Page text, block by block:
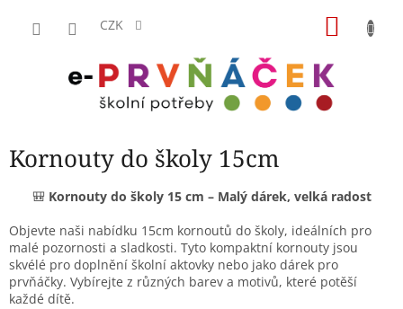
CZK
Kornouty do školy 15cm
🎒 Kornouty do školy 15 cm – Malý dárek, velká radost
Objevte naši nabídku 15cm kornoutů do školy, ideálních pro
malé pozornosti a sladkosti. Tyto kompaktní kornouty jsou
skvélé pro doplnění školní aktovky nebo jako dárek pro
prvňáčky. Vybírejte z různých barev a motivů, které potěší
každé dítě.